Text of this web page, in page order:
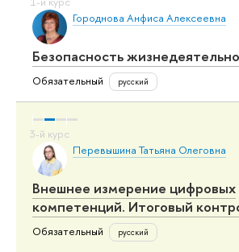
Городнова Анфиса Алексеевна
Безопасность
Обязательный русский
Перевышина Татьяна Олеговна
Внешнее измерение цифровых
компетенций. Итоговый
Обязательный русский